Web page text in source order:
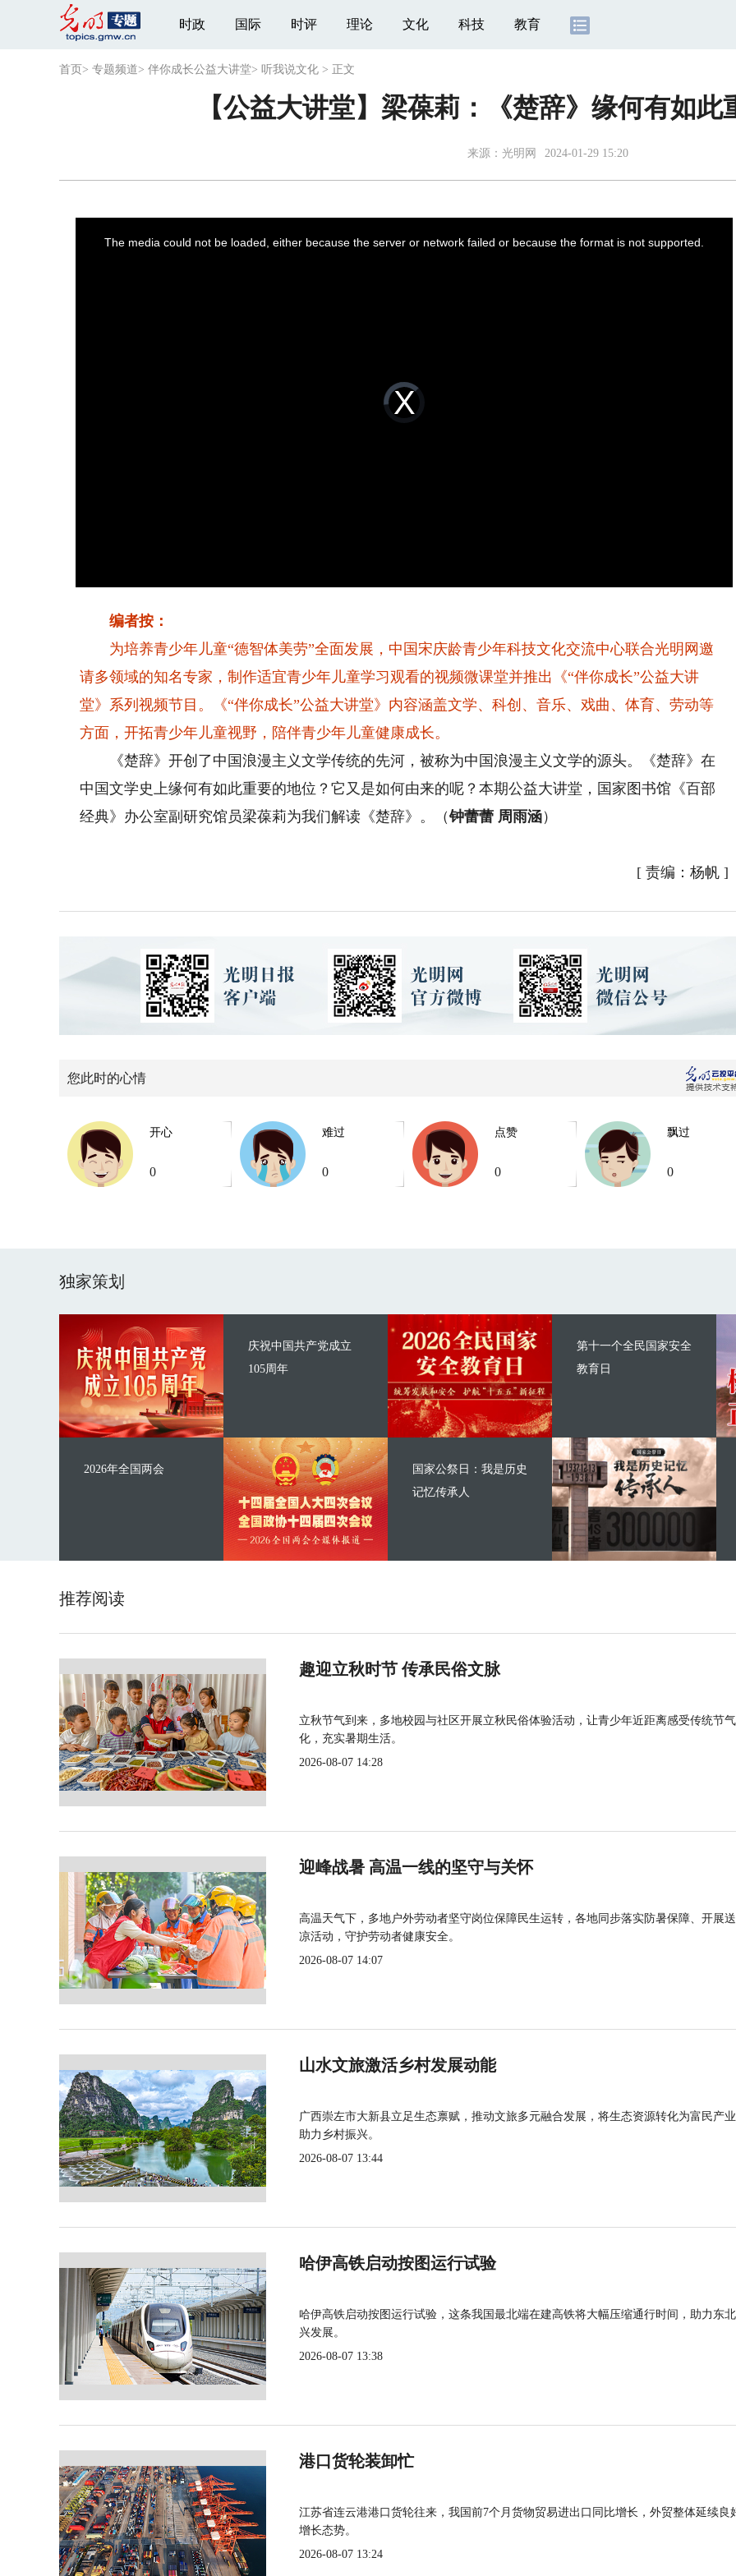
时政 国际 时评 理论 文化 科技 教育
首页 > 专题频道> 伴你成长公益大讲堂> 听我说文化 > 正文
【公益大讲堂】梁葆莉：《楚辞》缘何有如
来源： 光明网 2024-01-29 15:20
Video
Player
loading.
The media could not be loaded, either because the server or network failed or because the format is not supported.
编者按：
为培养青少年儿童“德智体美劳”全面发展，中国宋庆龄青少年科技文化交流中心联合光明网邀
请多领域的知名专家，制作适宜青少年儿童学习观看的视频微课堂并推出《“伴你成长”公益大讲
堂》系列视频节目。《“伴你成长”公益大讲堂》内容涵盖文学、科创、音乐、戏曲、体育、劳动等
方面，开拓青少年儿童视野，陪伴青少年儿童健康成长。
《楚辞》开创了中国浪漫主义文学传统的先河，被称为中国浪漫主义文学的源头。《楚辞》在
中国文学史上缘何有如此重要的地位？它又是如何由来的呢？本期公益大讲堂，国家图书馆《百部
经典》办公室副研究馆员梁葆莉为我们解读《楚辞》。（钟蕾蕾 周雨涵）
[ 责编：杨帆]
您此时的心情
开心
0
难过
0
点赞
0
飘过
0
独家策划
庆祝中国共产党成立
105周年
2026年全国两会
第十一个全民国家安全
教育日
国家公祭日：我是历史
记忆传承人
推荐阅读
趣迎立秋时节 传承民俗文脉
立秋节气到来，多地校园与社区开展立秋民俗体验活动，让青少年近距离感受传统节
化，充实暑期生活。
2026-08-07 14:28
迎峰战暑 高温一线的坚守与关怀
高温天气下，多地户外劳动者坚守岗位保障民生运转，各地同步落实防暑保障、开展
凉活动，守护劳动者健康安全。
2026-08-07 14:07
山水文旅激活乡村发展动能
广西崇左市大新县立足生态禀赋，推动文旅多元融合发展，将生态资源转化为富民产
助力乡村振兴。
2026-08-07 13:44
哈伊高铁启动按图运行试验
哈伊高铁启动按图运行试验，这条我国最北端在建高铁将大幅压缩通行时间，助力东
兴发展。
2026-08-07 13:38
港口货轮装卸忙
江苏省连云港港口货轮往来，我国前7个月货物贸易进出口同比增长，外贸整体延续良
增长态势。
2026-08-07 13:24